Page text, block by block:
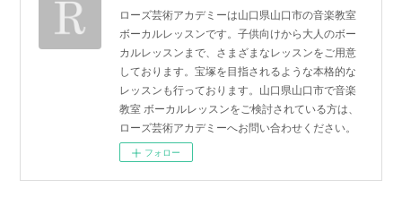
ローズ芸術アカデミーは山口県山口市の音楽教室
ボーカルレッスンです。子供向けから大人のボー
カルレッスンまで、さまざまなレッスンをご用意
しております。宝塚を目指されるような本格的な
レッスンも行っております。山口県山口市で音楽
教室 ボーカルレッスンをご検討されている方は、
ローズ芸術アカデミーへお問い合わせください。
フォロー